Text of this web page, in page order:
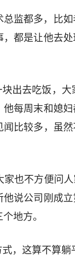
监都多，比
都是让他去
出去吃饭，
每周末和媳
比较多，虽
也不方便问
说公司刚成
地方。
，这算不算躺